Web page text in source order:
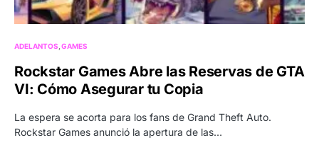
ADELANTOS GAMES
Rockstar Games Abre las Reservas de GTA
VI: Cómo Asegurar tu Copia
La espera se acorta para los fans de Grand Theft Auto.
Rockstar Games anunció la apertura de las…